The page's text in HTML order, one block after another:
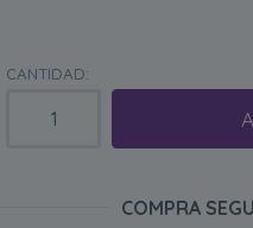
CANTIDAD:
COMPRA